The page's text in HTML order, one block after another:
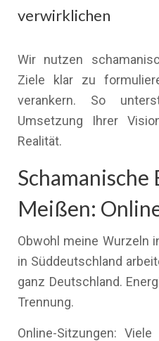
verwirklichen
Wir nutzen
Ziele klar zu
verankern. So
Umsetzung Ihrer
Realität.
Meißen:
Obwohl meine Wurzeln
in Süddeutschland
ganz Deutschland.
Trennung.
Online-Sitzungen: